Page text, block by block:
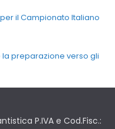
il Campionato Italiano
preparazione verso gli
P.IVA e Cod.Fisc.: